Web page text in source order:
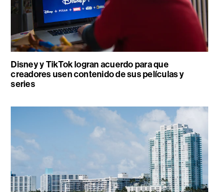
Disney y TikTok logran acuerdo para que
creadores usen contenido de sus películas y
series